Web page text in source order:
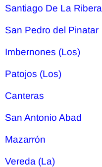
Santiago De La Ribera
San Pedro del Pinatar
Imbernones (Los)
Patojos (Los)
Canteras
San Antonio Abad
Mazarrón
Vereda (La)